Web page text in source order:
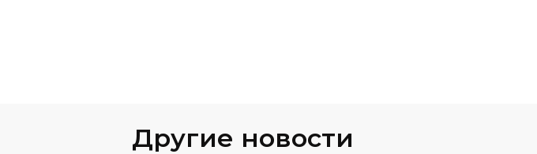
Другие новости